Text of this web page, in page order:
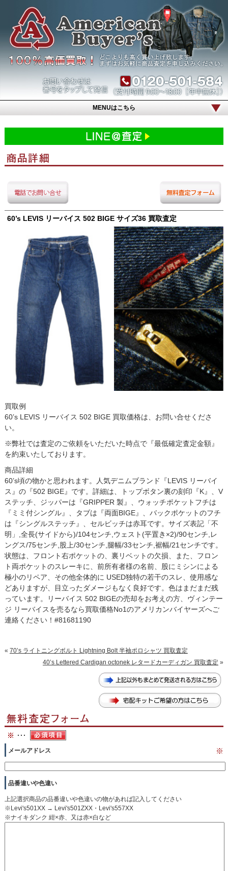
MENUはこちら
60’s LEVIS リーバイス 502 BIGE サイズ36 買取査定
買取例
60’s LEVIS リーバイス 502 BIGE 買取価格は、お問い合せくださ
い。
※弊社では査定のご依頼をいただいた時点で『最低確定査定金額』
を約束いたしております。
商品詳細
60’s頃の物かと思われます。人気デニムブランド『LEVIS リーバイ
ス』の『502 BIGE』です。詳細は、トップボタン裏の刻印『K』、V
ステッチ、ジッパーは『GRIPPER 製』、ウォッチポケットフチは
『ミミ付シングル』、タブは『両面BIGE』、バックポケットのフチ
は『シングルステッチ』、セルビッチは赤耳です。サイズ表記「不
明」,全長(サイドから)/104センチ,ウェスト(平置き×2)/90センチ,レ
ングス/75センチ,股上/30センチ,腿幅/33センチ,裾幅/21センチです。
状態は、フロント右ポケットの、裏リベットの欠損、また、フロン
ト両ポケットのスレーキに、前所有者様の名前、股にミシンによる
極小のリペア、その他全体的に USED独特の若干のスレ、使用感な
どありますが、目立ったダメージもなく良好です。色はまだまだ残
っています。リーバイス 502 BIGEの売却をお考えの方、ヴィンテー
ジ リーバイスを売るなら買取価格No1のアメリカンバイヤーズへご
連絡ください！#81681190
« 70’s ライトニングボルト Lightning Bolt 半袖ポロシャツ 買取査定
40’s Lettered Cardigan octonek レタードカーディガン 買取査定 »
メールアドレス ※
品番違いや色違い
上記選択商品の品番違いや色違いの物があれば記入してください
※Levi's501XX → Levi's501ZXX・Levi's557XX
※ナイキダンク 紺×赤、又は赤×白など